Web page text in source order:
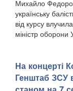
Михайло
українську
від курсу
міністр
На концерті
Генштаб ЗСУ